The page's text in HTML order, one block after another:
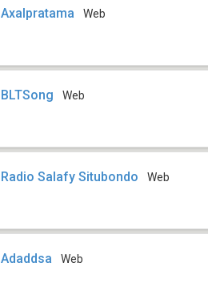
Axalpratama Web
BLTSong Web
Radio Salafy Situbondo Web
Adaddsa Web